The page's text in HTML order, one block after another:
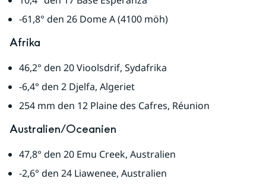
-61,8° den 26 Dome A (4100 möh)
Afrika
46,2° den 20 Vioolsdrif, Sydafrika
-6,4° den 2 Djelfa, Algeriet
254 mm den 12 Plaine des Cafres, Réunion
Australien/Oceanien
47,8° den 20 Emu Creek, Australien
-2,6° den 24 Liawenee, Australien